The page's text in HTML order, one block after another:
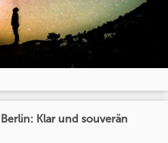
Klar und souverän